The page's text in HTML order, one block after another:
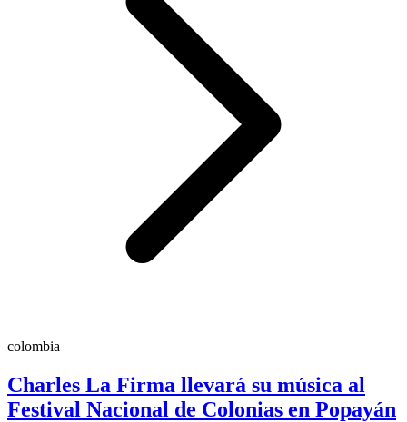
colombia
Charles La Firma llevará su música al
Festival Nacional de Colonias en Popayán